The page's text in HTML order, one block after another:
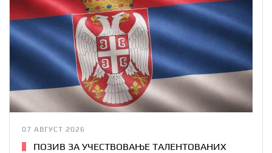
07 АВГУСТ 2026
ПОЗИВ ЗА УЧЕСТВОВАЊЕ ТАЛЕНТОВАНИХ